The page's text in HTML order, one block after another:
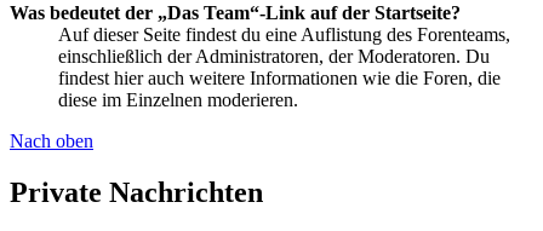
Was bedeutet der „Das Team“-Link auf der Startseite?
Auf dieser Seite findest du eine Auflistung des Forenteams,
einschließlich der Administratoren, der Moderatoren. Du
findest hier auch weitere Informationen wie die Foren, die
diese im Einzelnen moderieren.
Nach oben
Private Nachrichten